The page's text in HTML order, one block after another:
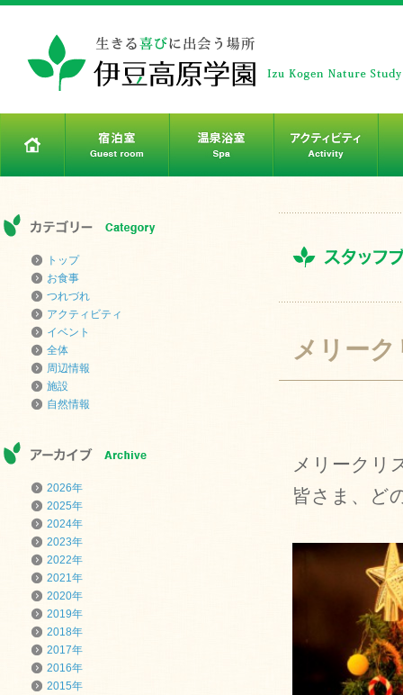
トップ
お食事
つれづれ
アクティビティ
イベント
全体
周辺情報
施設
自然情報
2026年
2025年
2024年
2023年
2022年
2021年
2020年
2019年
2018年
2017年
2016年
2015年
メリー
メリークリ
皆さま、ど